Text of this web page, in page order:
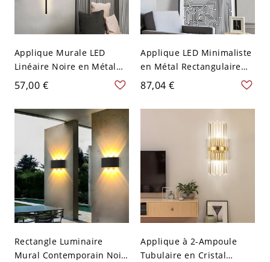
Applique Murale LED
Linéaire Noire en Métal
Style Minimalisme Lampe
Murale pour Chambre
57,00 €
Applique LED Minimaliste
en Métal Rectangulaire
Luminaire Mural pour
Salon
87,04 €
Rectangle Luminaire
Mural Contemporain Noir
Applique à 2-Ampoule
Tubulaire en Cristal